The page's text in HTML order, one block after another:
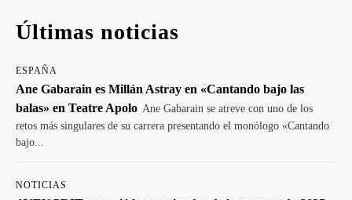
Últimas noticias
ESPAÑA
Ane Gabarain es Millán Astray en «Cantando bajo las
balas» en Teatre Apolo Ane Gabarain se atreve con uno de los
retos más singulares de su carrera presentando el monólogo «Cantando
bajo...
NOTICIAS